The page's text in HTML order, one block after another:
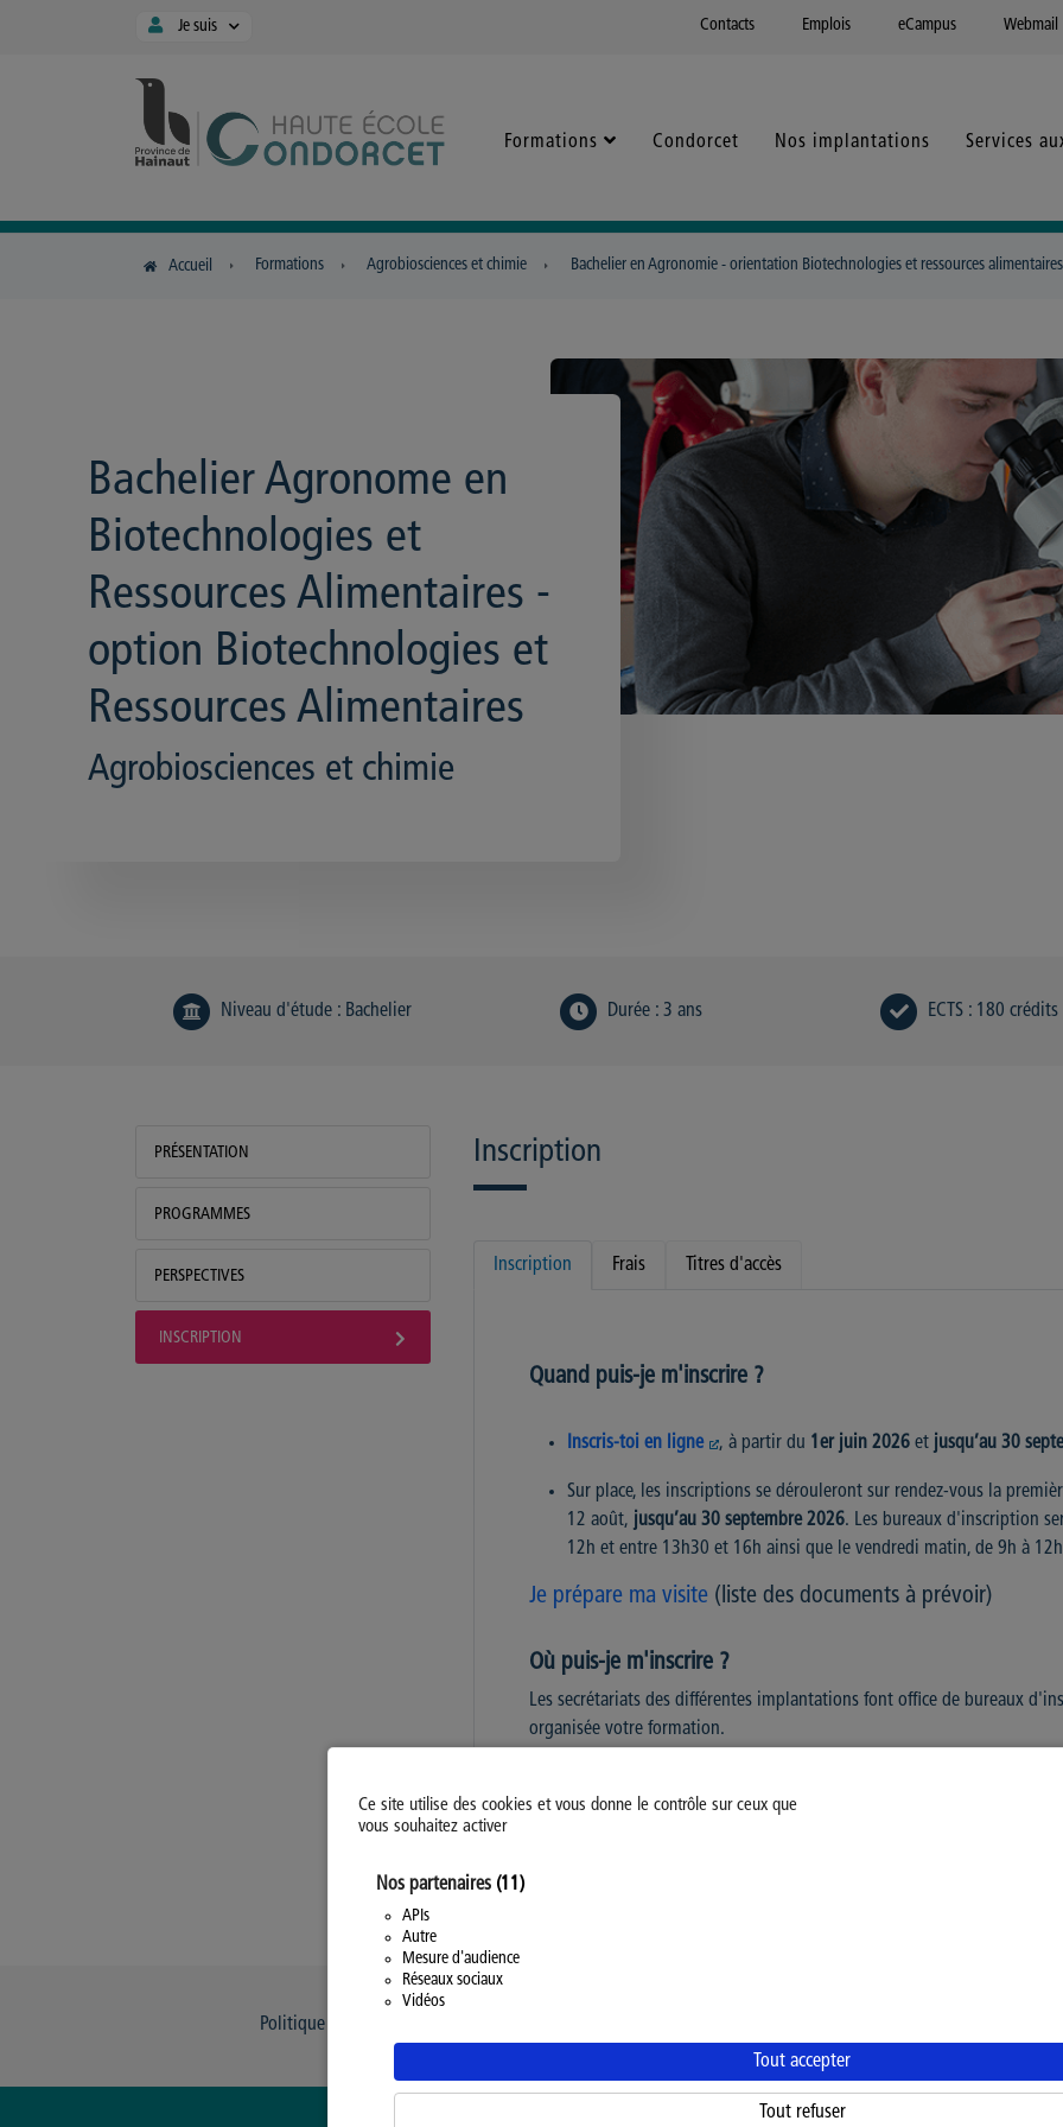
Panneau de gestion des cookies
Ce site utilise des cookies et vous donne le contrôle sur ceux que
vous souhaitez activer
Nos partenaires (11)
APIs
Autre
Mesure d'audience
Réseaux sociaux
Vidéos
Tout accepter
Tout refuser
Je suis Contacts Emplois eCampus Webmail
Formations Condorcet Nos implantations Services
Accueil Formations Agrobiosciences et chimie Bachelier en Agronomie - orientation Biotechnologies et ressources
Bachelier Agronome en
Biotechnologies et
Ressources Alimentaires -
option Biotechnologies et
Ressources Alimentaires
Agrobiosciences et chimie
Niveau d'étude : Bachelier Durée: 3 ans ECTS: 180 crédits
PRÉSENTATION
PROGRAMMES
PERSPECTIVES
INSCRIPTION
Inscription
Inscription Frais Titres d'accès
Quand puis-je m'inscrire ?
Inscris-toi en ligne , à partir du 1er juin 2026 et jusqu’au 30
Sur place, les inscriptions se dérouleront sur rendez-vous la
12 août, jusqu’au 30 septembre 2026. Les bureaux d'inscription
12h et entre 13h30 et 16h ainsi que le vendredi matin, de 9h à
Je prépare ma visite (liste des documents à prévoir)
Où puis-je m'inscrire ?
Les secrétariats des différentes implantations font office de bureaux
organisée votre formation.
Politique d’utilisation des Cookies